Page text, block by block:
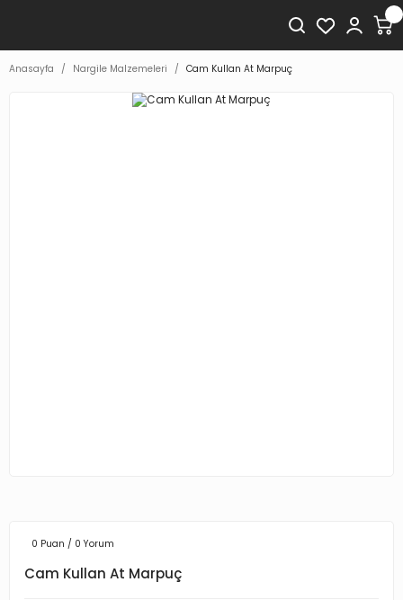
Anasayfa Nargile Malzemeleri Cam Kullan At Marpuç
0 Puan / 0 Yorum
Cam Kullan At Marpuç